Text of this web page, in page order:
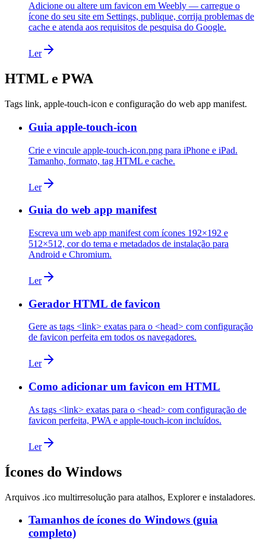
Adicione ou altere um favicon em Weebly — carregue o
ícone do seu site em Settings, publique, corrija problemas de
cache e atenda aos requisitos de pesquisa do Google.
Ler
HTML e PWA
Tags link, apple-touch-icon e configuração do web app manifest.
Guia apple-touch-icon
Crie e vincule apple-touch-icon.png para iPhone e iPad.
Tamanho, formato, tag HTML e cache.
Ler
Guia do web app manifest
Escreva um web app manifest com ícones 192×192 e
512×512, cor do tema e metadados de instalação para
Android e Chromium.
Ler
Gerador HTML de favicon
Gere as tags <link> exatas para o <head> com configuração
de favicon perfeita em todos os navegadores.
Ler
Como adicionar um favicon em HTML
As tags <link> exatas para o <head> com configuração de
favicon perfeita, PWA e apple-touch-icon incluídos.
Ler
Ícones do Windows
Arquivos .ico multirresolução para atalhos, Explorer e instaladores.
Tamanhos de ícones do Windows (guia
completo)